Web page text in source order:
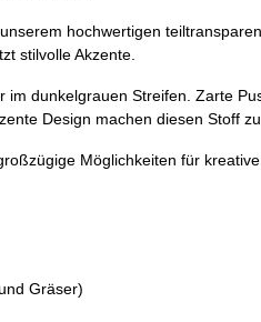
hochwertigen
stilvolle Akzente.
im dunkelgrauen Streifen. Zarte
Design machen diesen Stoff
Möglichkeiten für
Gräser)